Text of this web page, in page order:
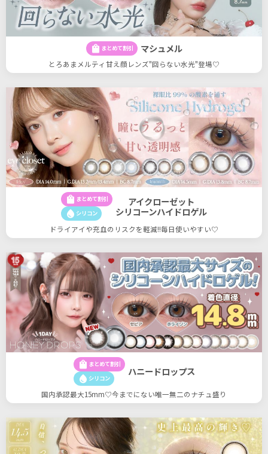
shopping_bag まとめて割引 マシュメル
とろあまメルティ甘え顔レンズ"回らない水光"登場♡
shopping_bag まとめて割引
water_drop シリコン
アイクローゼット
シリコーンハイドロゲル
ドライアイや充血のリスクを軽減!!毎日使いやすい♡
shopping_bag まとめて割引
water_drop シリコン
ハニードロップス
国内承認最大15mm♡今までにない唯一無二のナチュ盛り